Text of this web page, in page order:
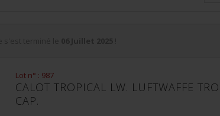
Lot n° : 987
CALOT TROPICAL LW. LUFTWAFFE
CAP.